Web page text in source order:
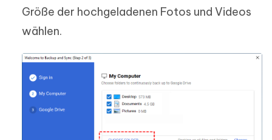
Größe der hochgeladenen Fotos und Videos
wählen.